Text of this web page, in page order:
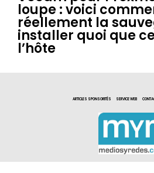
loupe : voici
réellement la
installer quoi que
l’hôte
ARTICLES SPONSORITÉS SERVICE WEB